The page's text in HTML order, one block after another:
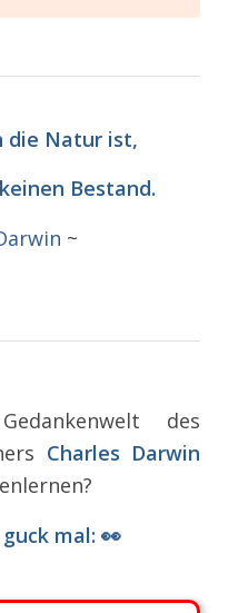
die Natur ist,
Bestand.
~
des
Charles Darwin
mal: 👀